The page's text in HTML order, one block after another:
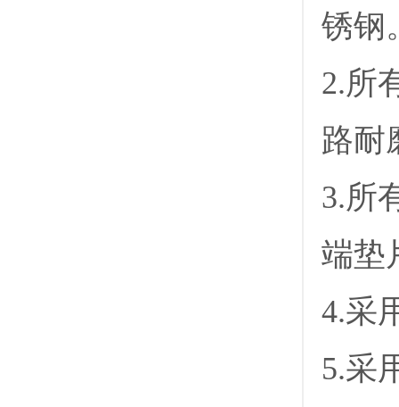
锈钢
2.所
路耐
3.所
端垫
4.采
5.采